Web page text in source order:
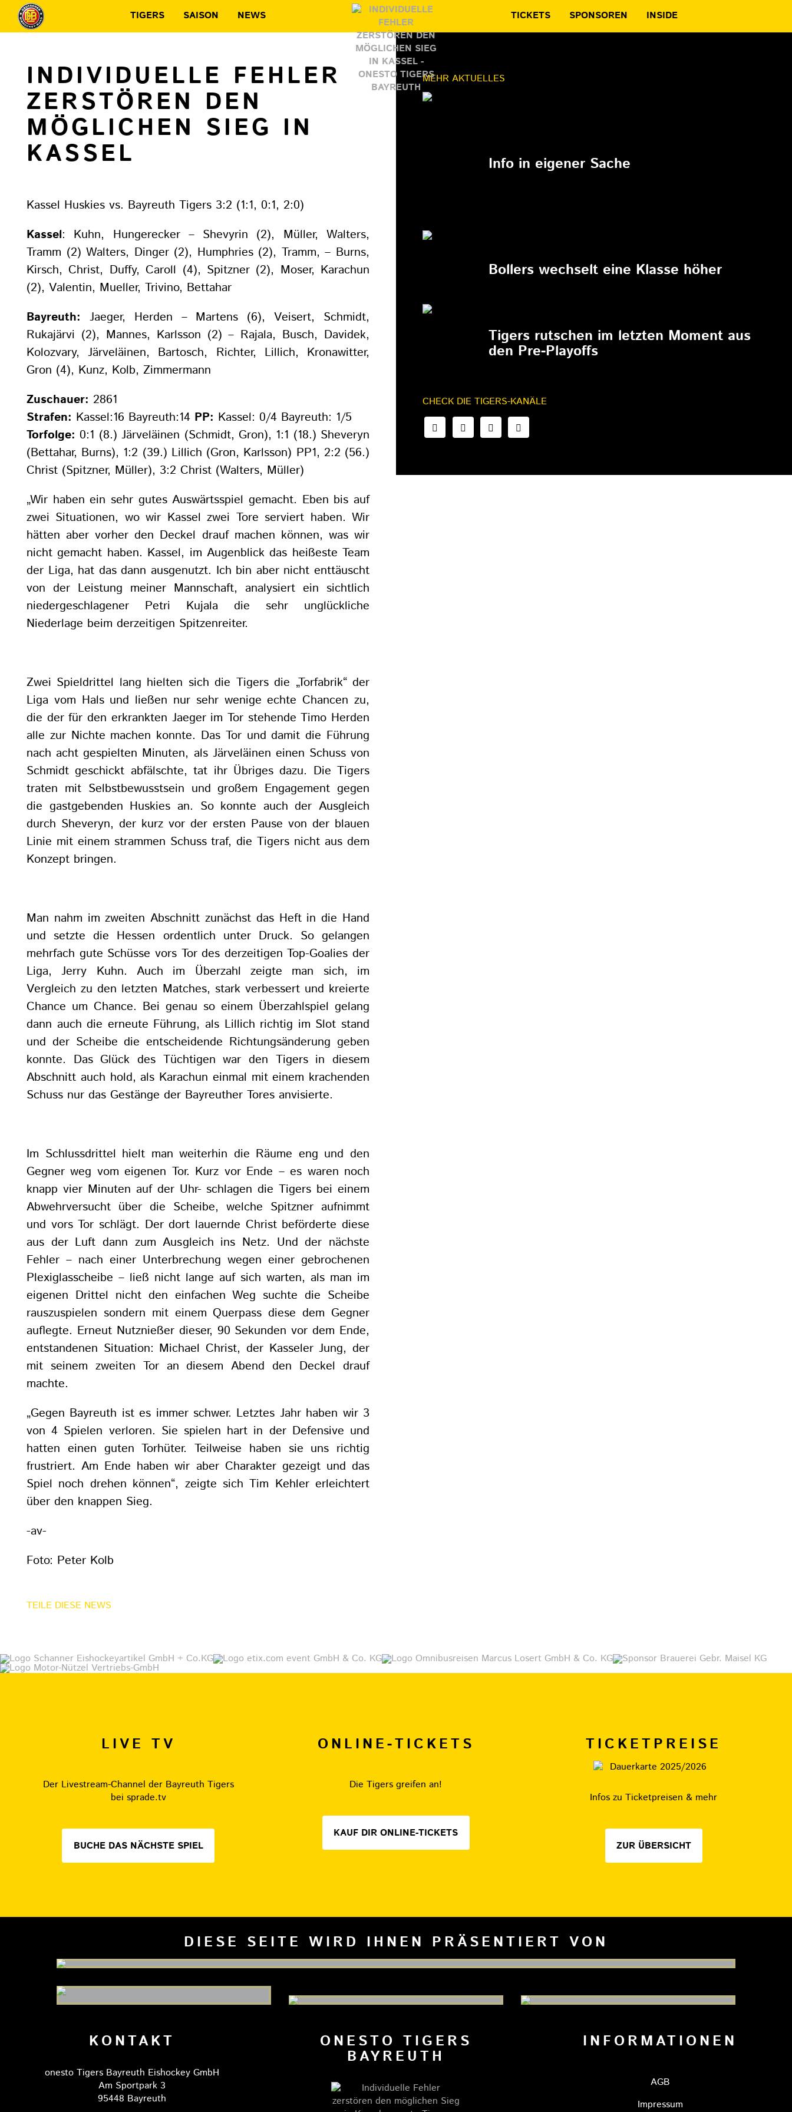
TIGERS SAISON NEWS TICKETS SPONSOREN INSIDE
INDIVIDUELLE FEHLER
ZERSTÖREN DEN
MÖGLICHEN SIEG IN
KASSEL
Kassel Huskies vs. Bayreuth Tigers 3:2 (1:1, 0:1, 2:0)
Kassel: Kuhn, Hungerecker – Shevyrin (2), Müller, Walters,
Tramm (2) Walters, Dinger (2), Humphries (2), Tramm, – Burns,
Kirsch, Christ, Duffy, Caroll (4), Spitzner (2), Moser, Karachun
(2), Valentin, Mueller, Trivino, Bettahar
Bayreuth: Jaeger, Herden – Martens (6), Veisert, Schmidt,
Rukajärvi (2), Mannes, Karlsson (2) – Rajala, Busch, Davidek,
Kolozvary, Järveläinen, Bartosch, Richter, Lillich, Kronawitter,
Gron (4), Kunz, Kolb, Zimmermann
Zuschauer: 2861
Strafen: Kassel:16 Bayreuth:14 PP: Kassel: 0/4 Bayreuth: 1/5
Torfolge: 0:1 (8.) Järveläinen (Schmidt, Gron), 1:1 (18.) Sheveryn
(Bettahar, Burns), 1:2 (39.) Lillich (Gron, Karlsson) PP1, 2:2 (56.)
Christ (Spitzner, Müller), 3:2 Christ (Walters, Müller)
„Wir haben ein sehr gutes Auswärtsspiel gemacht. Eben bis auf
zwei Situationen, wo wir Kassel zwei Tore serviert haben. Wir
hätten aber vorher den Deckel drauf machen können, was wir
nicht gemacht haben. Kassel, im Augenblick das heißeste Team
der Liga, hat das dann ausgenutzt. Ich bin aber nicht enttäuscht
von der Leistung meiner Mannschaft, analysiert ein sichtlich
niedergeschlagener Petri Kujala die sehr unglückliche
Niederlage beim derzeitigen Spitzenreiter.
Zwei Spieldrittel lang hielten sich die Tigers die „Torfabrik“ der
Liga vom Hals und ließen nur sehr wenige echte Chancen zu,
die der für den erkrankten Jaeger im Tor stehende Timo Herden
alle zur Nichte machen konnte. Das Tor und damit die Führung
nach acht gespielten Minuten, als Järveläinen einen Schuss von
Schmidt geschickt abfälschte, tat ihr Übriges dazu. Die Tigers
traten mit Selbstbewusstsein und großem Engagement gegen
die gastgebenden Huskies an. So konnte auch der Ausgleich
durch Sheveryn, der kurz vor der ersten Pause von der blauen
Linie mit einem strammen Schuss traf, die Tigers nicht aus dem
Konzept bringen.
Man nahm im zweiten Abschnitt zunächst das Heft in die Hand
und setzte die Hessen ordentlich unter Druck. So gelangen
mehrfach gute Schüsse vors Tor des derzeitigen Top-Goalies der
Liga, Jerry Kuhn. Auch im Überzahl zeigte man sich, im
Vergleich zu den letzten Matches, stark verbessert und kreierte
Chance um Chance. Bei genau so einem Überzahlspiel gelang
dann auch die erneute Führung, als Lillich richtig im Slot stand
und der Scheibe die entscheidende Richtungsänderung geben
konnte. Das Glück des Tüchtigen war den Tigers in diesem
Abschnitt auch hold, als Karachun einmal mit einem krachenden
Schuss nur das Gestänge der Bayreuther Tores anvisierte.
Im Schlussdrittel hielt man weiterhin die Räume eng und den
Gegner weg vom eigenen Tor. Kurz vor Ende – es waren noch
knapp vier Minuten auf der Uhr- schlagen die Tigers bei einem
Abwehrversucht über die Scheibe, welche Spitzner aufnimmt
und vors Tor schlägt. Der dort lauernde Christ beförderte diese
aus der Luft dann zum Ausgleich ins Netz. Und der nächste
Fehler – nach einer Unterbrechung wegen einer gebrochenen
Plexiglasscheibe – ließ nicht lange auf sich warten, als man im
eigenen Drittel nicht den einfachen Weg suchte die Scheibe
rauszuspielen sondern mit einem Querpass diese dem Gegner
auflegte. Erneut Nutznießer dieser, 90 Sekunden vor dem Ende,
entstandenen Situation: Michael Christ, der Kasseler Jung, der
mit seinem zweiten Tor an diesem Abend den Deckel drauf
machte.
„Gegen Bayreuth ist es immer schwer. Letztes Jahr haben wir 3
von 4 Spielen verloren. Sie spielen hart in der Defensive und
hatten einen guten Torhüter. Teilweise haben sie uns richtig
frustriert. Am Ende haben wir aber Charakter gezeigt und das
Spiel noch drehen können“, zeigte sich Tim Kehler erleichtert
über den knappen Sieg.
-av-
Foto: Peter Kolb
TEILE DIESE NEWS
MEHR AKTUELLES
Info in eigener Sache
Bollers wechselt eine Klasse höher
Tigers rutschen im letzten Moment aus
den Pre-Playoffs
CHECK DIE TIGERS-KANÄLE
LIVE TV
Der Livestream-Channel der Bayreuth Tigers
bei sprade.tv
BUCHE DAS NÄCHSTE SPIEL
ONLINE-TICKETS
Die Tigers greifen an!
KAUF DIR ONLINE-TICKETS
TICKETPREISE
Infos zu Ticketpreisen & mehr
ZUR ÜBERSICHT
DIESE SEITE WIRD IHNEN PRÄSENTIERT VON
KONTAKT
onesto Tigers Bayreuth Eishockey GmbH
Am Sportpark 3
95448 Bayreuth
ONESTO TIGERS
BAYREUTH
INFORMATIONEN
AGB
Impressum